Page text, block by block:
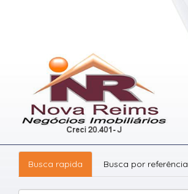
Busca rapida Busca por referência